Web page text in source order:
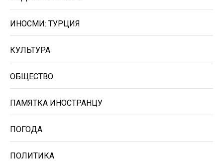
ИНОСМИ: ТУРЦИЯ
КУЛЬТУРА
ОБЩЕСТВО
ПАМЯТКА ИНОСТРАНЦУ
ПОГОДА
ПОЛИТИКА